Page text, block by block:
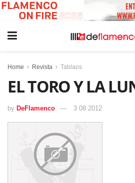
Home Revista Tablaos
EL TORO Y LA
by DeFlamenco 3 08 2012